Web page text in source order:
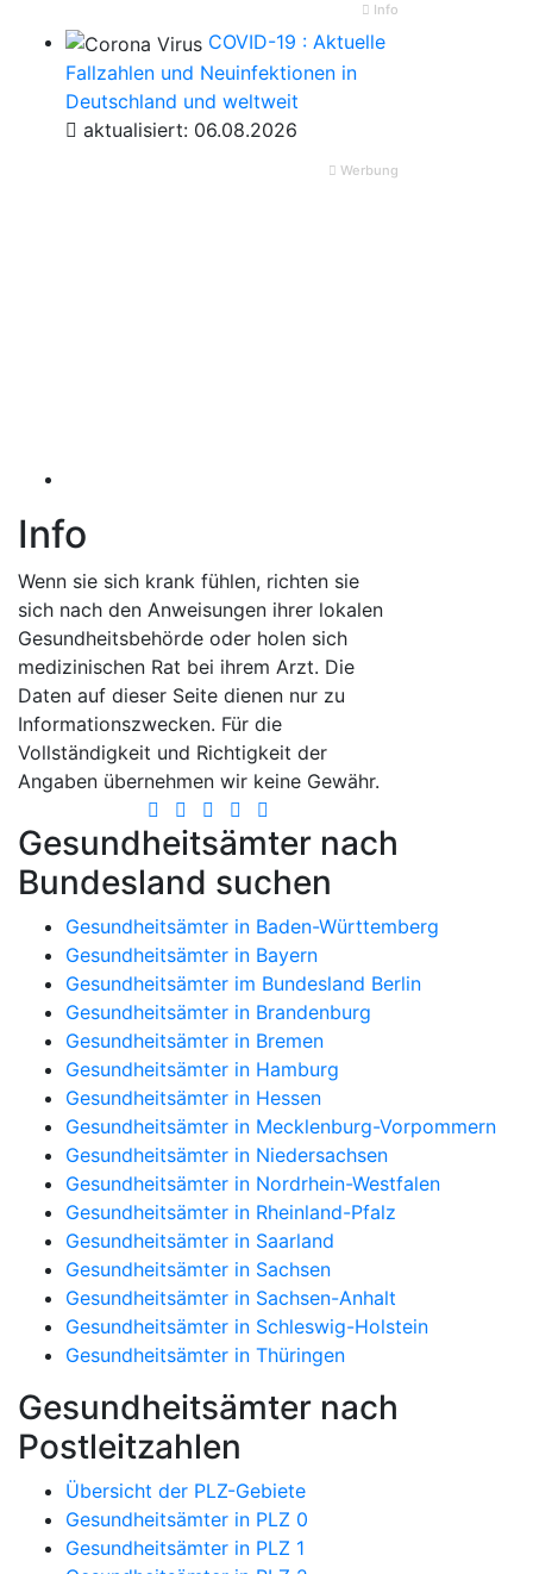
Info
COVID-19 : Aktuelle
Fallzahlen und Neuinfektionen in
Deutschland und weltweit
aktualisiert: 06.08.2026
Werbung
Info
Wenn sie sich krank fühlen, richten sie
sich nach den Anweisungen ihrer lokalen
Gesundheitsbehörde oder holen sich
medizinischen Rat bei ihrem Arzt. Die
Daten auf dieser Seite dienen nur zu
Informationszwecken. Für die
Vollständigkeit und Richtigkeit der
Angaben übernehmen wir keine Gewähr.
Gesundheitsämter nach
Bundesland suchen
Gesundheitsämter in Baden-Württemberg
Gesundheitsämter in Bayern
Gesundheitsämter im Bundesland Berlin
Gesundheitsämter in Brandenburg
Gesundheitsämter in Bremen
Gesundheitsämter in Hamburg
Gesundheitsämter in Hessen
Gesundheitsämter in Mecklenburg-Vorpommern
Gesundheitsämter in Niedersachsen
Gesundheitsämter in Nordrhein-Westfalen
Gesundheitsämter in Rheinland-Pfalz
Gesundheitsämter in Saarland
Gesundheitsämter in Sachsen
Gesundheitsämter in Sachsen-Anhalt
Gesundheitsämter in Schleswig-Holstein
Gesundheitsämter in Thüringen
Gesundheitsämter nach
Postleitzahlen
Übersicht der PLZ-Gebiete
Gesundheitsämter in PLZ 0
Gesundheitsämter in PLZ 1